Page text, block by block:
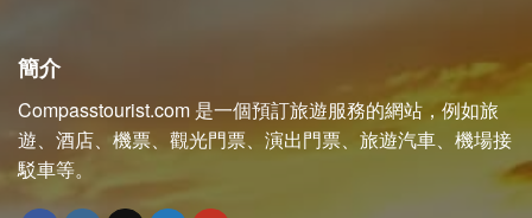
簡介
Compasstourist.com 是一個預訂旅遊服務的網站，例如旅
遊、酒店、機票、觀光門票、演出門票、旅遊汽車、機場接
駁車等。